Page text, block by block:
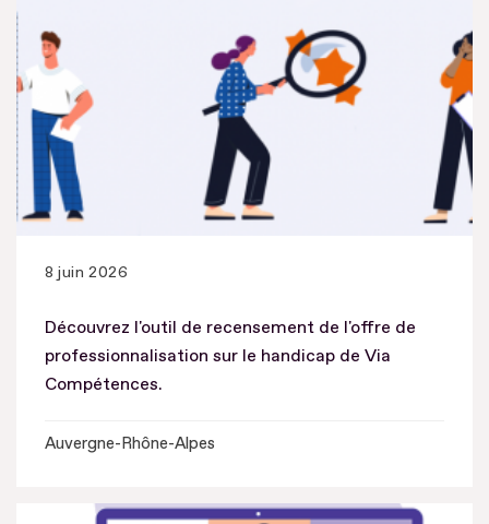
8 juin 2026
Découvrez l'outil de recensement de l'offre de
professionnalisation sur le handicap de Via
Compétences.
Auvergne-Rhône-Alpes